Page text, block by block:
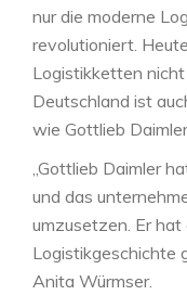
nur die moderne
revolutioniert.
Logistikketten
Deutschland ist
wie Gottlieb
„Gottlieb Daimler
und das
umzusetzen. Er
Logistikgeschichte
Anita Würmser.